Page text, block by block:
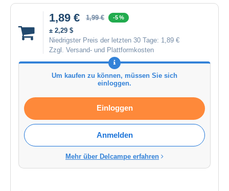
1,89 € 1,99 € -5 %
± 2,29 $
Niedrigster Preis der letzten 30 Tage: 1,89 €
Zzgl. Versand- und Plattformkosten
Um kaufen zu können, müssen Sie sich
einloggen.
Einloggen
Anmelden
Mehr über Delcampe erfahren